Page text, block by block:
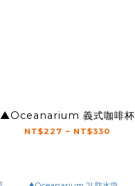
▲Oceanarium 義式咖啡杯
NT$227 ~ NT$330